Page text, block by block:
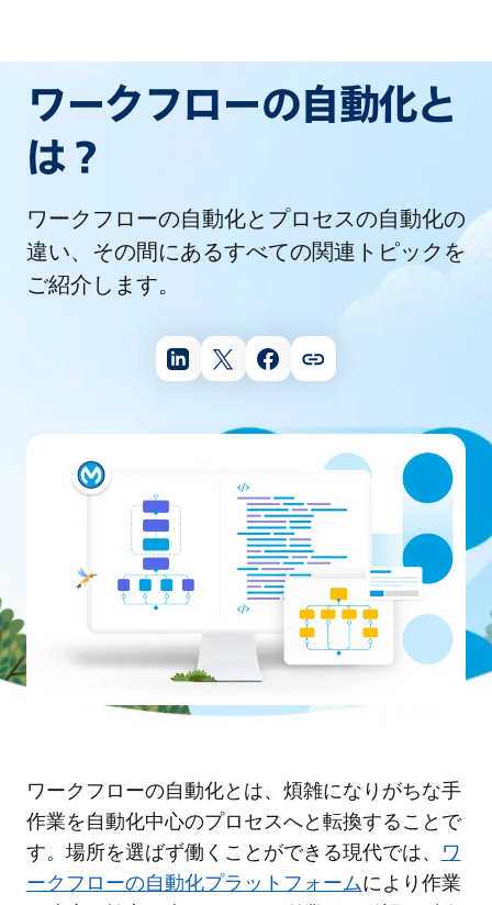
ワークフローの自動化と
は？
ワークフローの自動化とプロセスの自動化の
違い、その間にあるすべての関連トピックを
ご紹介します。
ワークフローの自動化とは、煩雑になりがちな手
作業を自動化中心のプロセスへと転換することで
す。場所を選ばず働くことができる現代では、
ワ
ークフローの自動化プラットフォームにより作業